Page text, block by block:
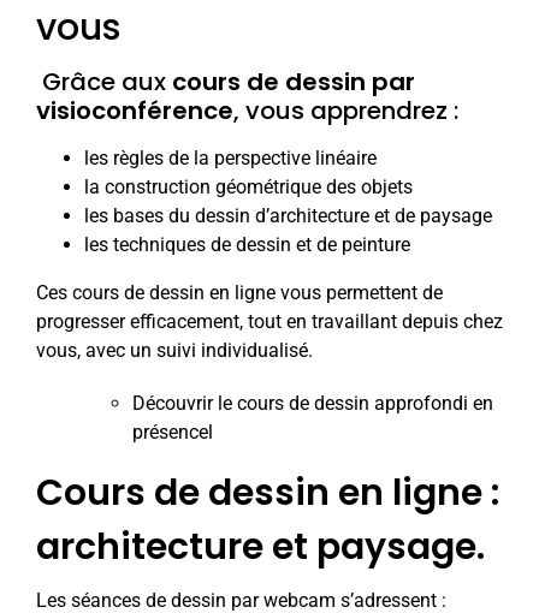
vous
Grâce aux cours de dessin par
visioconférence, vous apprendrez :
les règles de la perspective linéaire
la construction géométrique des objets
les bases du dessin d’architecture et de paysage
les techniques de dessin et de peinture
Ces cours de dessin en ligne vous permettent de
progresser efficacement, tout en travaillant depuis chez
vous, avec un suivi individualisé.
Découvrir le cours de dessin approfondi en
présencel
Cours de dessin en ligne :
architecture et paysage.
Les séances de dessin par webcam s’adressent :